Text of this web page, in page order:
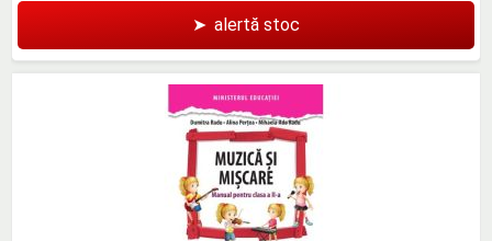
➤ alertă stoc